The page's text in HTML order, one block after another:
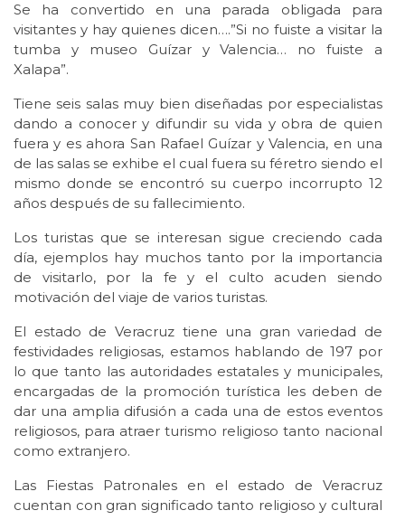
Se ha convertido en una parada obligada para
visitantes y hay quienes dicen….”Si no fuiste a visitar la
tumba y museo Guízar y Valencia… no fuiste a
Xalapa”.
Tiene seis salas muy bien diseñadas por especialistas
dando a conocer y difundir su vida y obra de quien
fuera y es ahora San Rafael Guízar y Valencia, en una
de las salas se exhibe el cual fuera su féretro siendo el
mismo donde se encontró su cuerpo incorrupto 12
años después de su fallecimiento.
Los turistas que se interesan sigue creciendo cada
día, ejemplos hay muchos tanto por la importancia
de visitarlo, por la fe y el culto acuden siendo
motivación del viaje de varios turistas.
El estado de Veracruz tiene una gran variedad de
festividades religiosas, estamos hablando de 197 por
lo que tanto las autoridades estatales y municipales,
encargadas de la promoción turística les deben de
dar una amplia difusión a cada una de estos eventos
religiosos, para atraer turismo religioso tanto nacional
como extranjero.
Las Fiestas Patronales en el estado de Veracruz
cuentan con gran significado tanto religioso y cultural